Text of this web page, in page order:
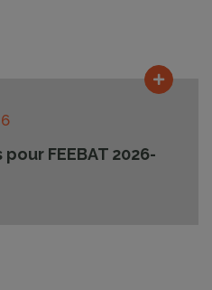
FEEBAT 2026-
Lire la